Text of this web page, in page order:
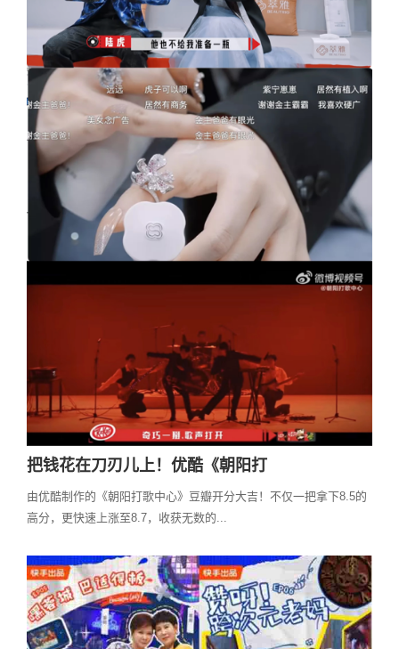
把钱花在刀刃儿上！优酷《朝阳打
由优酷制作的《朝阳打歌中心》豆瓣开分大吉！不仅一把拿下8.5的
高分，更快速上涨至8.7，收获无数的...